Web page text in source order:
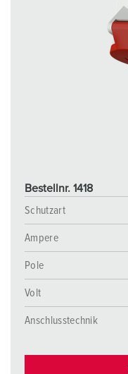
Bestellnr. 1418
Schutzart
Ampere
Pole
Volt
Anschlusstechnik